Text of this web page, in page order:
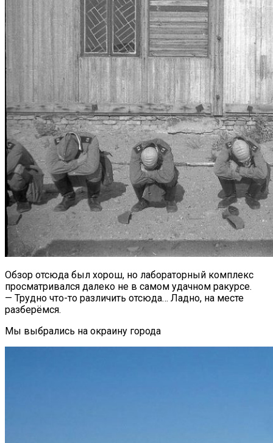
Обзор отсюда был хорош, но лабораторный комплекс
просматривался далеко не в самом удачном ракурсе.
— Трудно что-то различить отсюда… Ладно, на месте
разберёмся.
Мы выбрались на окраину города